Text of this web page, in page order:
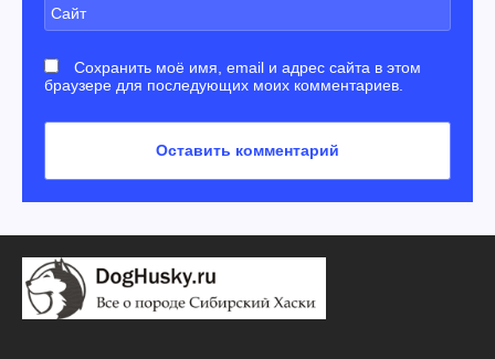
Сохранить моё имя, email и адрес сайта в этом
браузере для последующих моих комментариев.